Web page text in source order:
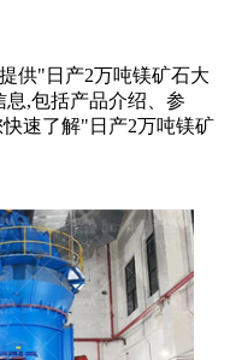
供"日产2万吨镁矿石大
,包括产品介绍、参
速了解"日产2万吨镁矿